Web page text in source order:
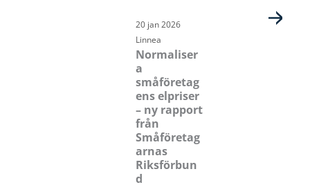
20 jan 2026
Linnea
Normaliser
a
småföretag
ens elpriser
– ny rapport
från
Småföretag
arnas
Riksförbun
d